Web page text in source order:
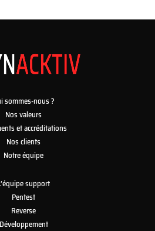
sommes-nous ?
Nos valeurs
et accréditations
Nos clients
Notre équipe
support
Pentest
Reverse
Développement